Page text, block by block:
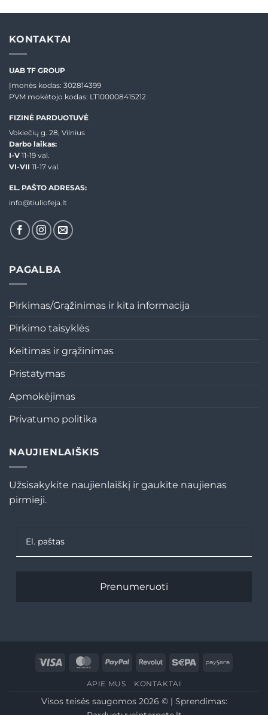
KONTAKTAI
UAB TF GROUP
Įmonės kodas: 302814399
PVM mokėtojo kodas: LT100008415212
FIZINĖ PARDUOTUVĖ
Vokiečių g. 28, Vilnius
Darbo laikas:
I-V 11-19 val.
VI-VII 11-17 val.
EL. PAŠTO ADRESAS:
info@tiuliofeja.lt
PAGALBA
Pirkimas/Grąžinimas ir kita informacija
Pirkimo taisyklės
Keitimas ir grąžinimas
Pristatymas
Apmokėjimas
Privatumo politika
NAUJIENLAIŠKIS
Užsisakykite naujienlaiškį ir gaukite naujienas
pirmieji.
Prenumeruoti
Visa MasterCardPayPal Revolut Sepa Paysera
APIE MUS KONTAKTAI
Visos teisės saugomos 2026 © | Sprendimas: